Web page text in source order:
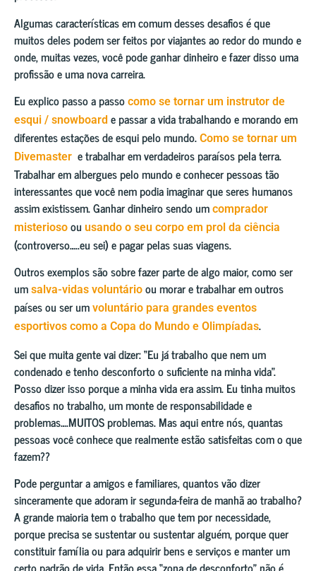
Algumas características em comum desses desafios é que
muitos deles podem ser feitos por viajantes ao redor do mundo e
onde, muitas vezes, você pode ganhar dinheiro e fazer disso uma
profissão e uma nova carreira.
Eu explico passo a passo como se tornar um instrutor de
esqui / snowboard e passar a vida trabalhando e morando em
diferentes estações de esqui pelo mundo. Como se tornar um
Divemaster e trabalhar em verdadeiros paraísos pela terra.
Trabalhar em albergues pelo mundo e conhecer pessoas tão
interessantes que você nem podia imaginar que seres humanos
assim existissem. Ganhar dinheiro sendo um comprador
misterioso ou usando o seu corpo em prol da ciência
(controverso…..eu sei) e pagar pelas suas viagens.
Outros exemplos são sobre fazer parte de algo maior, como ser
um salva-vidas voluntário ou morar e trabalhar em outros
países ou ser um voluntário para grandes eventos
esportivos como a Copa do Mundo e Olimpíadas.
Sei que muita gente vai dizer: “Eu já trabalho que nem um
condenado e tenho desconforto o suficiente na minha vida”.
Posso dizer isso porque a minha vida era assim. Eu tinha muitos
desafios no trabalho, um monte de responsabilidade e
problemas….MUITOS problemas. Mas aqui entre nós, quantas
pessoas você conhece que realmente estão satisfeitas com o que
fazem??
Pode perguntar a amigos e familiares, quantos vão dizer
sinceramente que adoram ir segunda-feira de manhã ao trabalho?
A grande maioria tem o trabalho que tem por necessidade,
porque precisa se sustentar ou sustentar alguém, porque quer
constituir família ou para adquirir bens e serviços e manter um